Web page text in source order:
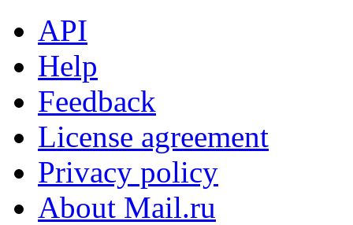
API
Help
Feedback
License agreement
Privacy policy
About Mail.ru